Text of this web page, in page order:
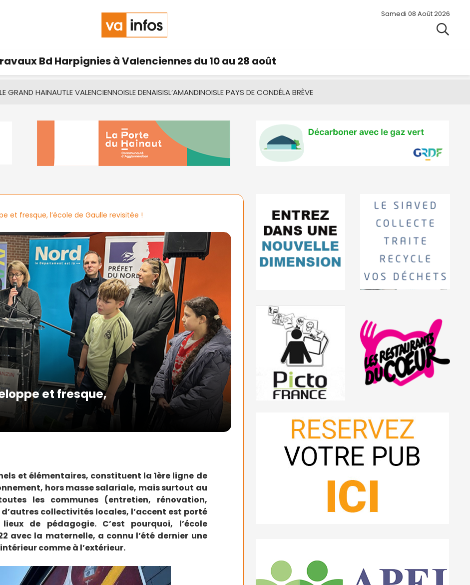
Samedi 08 Août 2026
Bd Harpignies à Valenciennes du 10 au 28 août
GRAND HAINAUTLE VALENCIENNOISLE DENAISISL’AMANDINOISLE PAYS DE CONDÉLA BRÈVE
et fresque, l’école de Gaulle revisitée !
et fresque,
et élémentaires, constituent la 1ère ligne de
hors masse salariale, mais surtout au
les communes (entretien, rénovation,
collectivités locales, l’accent est porté
de pédagogie. C’est pourquoi, l’école
avec la maternelle, a connu l’été dernier une
comme à l’extérieur.